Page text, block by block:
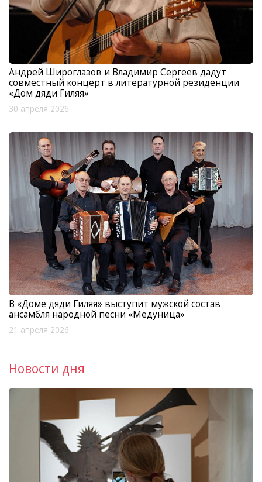
Андрей Широглазов и Владимир Сергеев дадут
совместный концерт в литературной резиденции
«Дом дяди Гиляя»
30 апреля 2026
В «Доме дяди Гиляя» выступит мужской состав
ансамбля народной песни «Медуница»
21 апреля 2026
Новости дня